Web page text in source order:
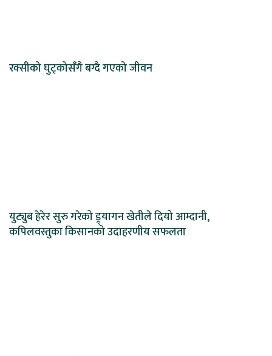
रक्सीको घुट्कोसँगै बग्दै गएको जीवन
युट्युब हेरेर सुरु गरेको ड्र्यागन खेतीले दियो आम्दानी,
कपिलवस्तुका किसानको उदाहरणीय सफलता